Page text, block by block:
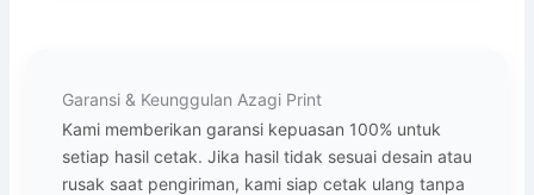
Garansi & Keunggulan Azagi Print
Kami memberikan garansi kepuasan 100% untuk
setiap hasil cetak. Jika hasil tidak sesuai desain atau
rusak saat pengiriman, kami siap cetak ulang tanpa